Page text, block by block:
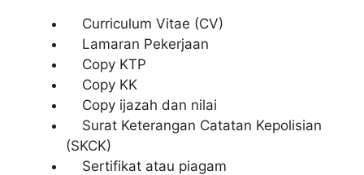
Curriculum Vitae (CV)
Lamaran Pekerjaan
Copy KTP
Copy KK
Copy ijazah dan nilai
Surat Keterangan Catatan Kepolisian
(SKCK)
Sertifikat atau piagam